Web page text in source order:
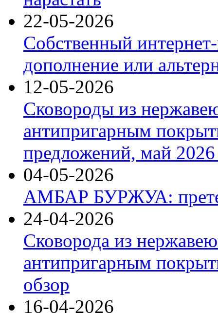
22-05-2026
Собственный
дополнение или
12-05-2026
Сковороды из
антипригарным
предложений, май 2026
04-05-2026
АМБАР БУРЖУА:
24-04-2026
Сковорода из
антипригарным
обзор
16-04-2026